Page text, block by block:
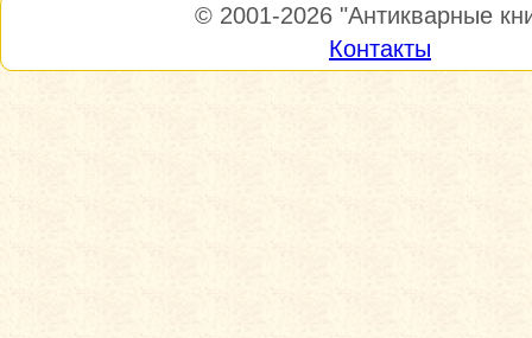
© 2001-2026 "Антикварные
Контакты